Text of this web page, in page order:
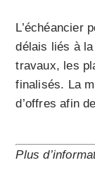
L’échéancier
délais liés à
travaux, les
finalisés. La
d’offres afin
Plus